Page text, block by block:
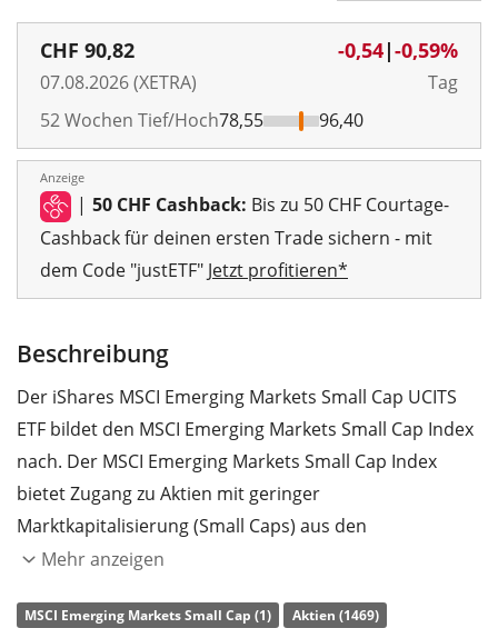
CHF 90,82
07.08.2026 (XETRA)
-0,54|-0,59%
Tag
52 Wochen Tief/Hoch78,55 96,40
Anzeige
| 50 CHF Cashback: Bis zu 50 CHF Courtage-
Cashback für deinen ersten Trade sichern - mit
dem Code "justETF" Jetzt profitieren*
Beschreibung
Der iShares MSCI Emerging Markets Small Cap UCITS
ETF bildet den MSCI Emerging Markets Small Cap Index
nach. Der MSCI Emerging Markets Small Cap Index
bietet Zugang zu Aktien mit geringer
Marktkapitalisierung (Small Caps) aus den
Schwellenländern weltweit.
DieTER(Gesamtkostenquote) des ETF liegt bei
Mehr anzeigen
MSCI Emerging Markets Small Cap (1)
Aktien (1469)